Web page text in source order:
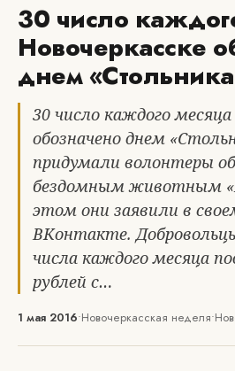
30 число
Новочеркасске
днем
30 число каждого месяца
обозначено днем
придумали волонтеры
бездомным животным
этом они заявили в
ВКонтакте.
числа каждого месяца
рублей с…
1 мая 2016•Новочеркасская неделя•